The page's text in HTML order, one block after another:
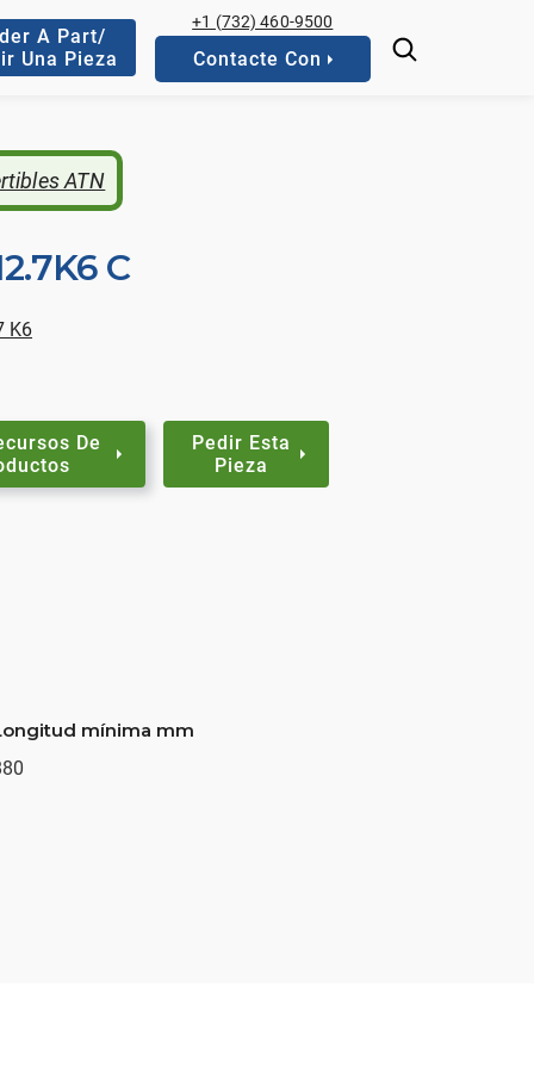
A Part/
Una Pieza
+1 (732) 460-9500
Contacte Con
ATN
C
K6
De
Pedir Esta
Pieza
mínima mm